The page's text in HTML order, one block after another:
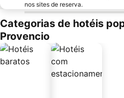
nos sites de reserva.
Categorias de hotéis
Provencio